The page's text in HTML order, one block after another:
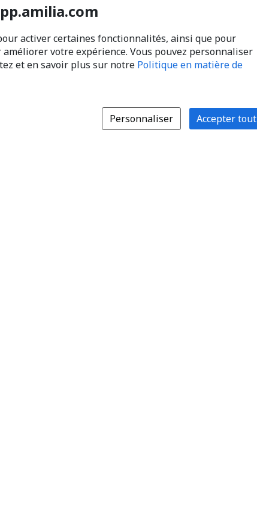
activer certaines fonctionnalités, ainsi que pour
votre expérience. Vous pouvez personnaliser
et en savoir plus sur notre Politique en matière de
Personnaliser Accepter tout